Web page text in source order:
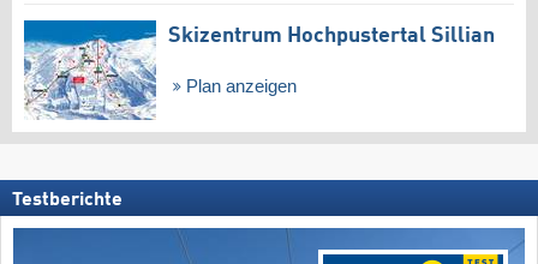
Skizentrum Hochpustertal Sillian
Plan anzeigen
Testberichte